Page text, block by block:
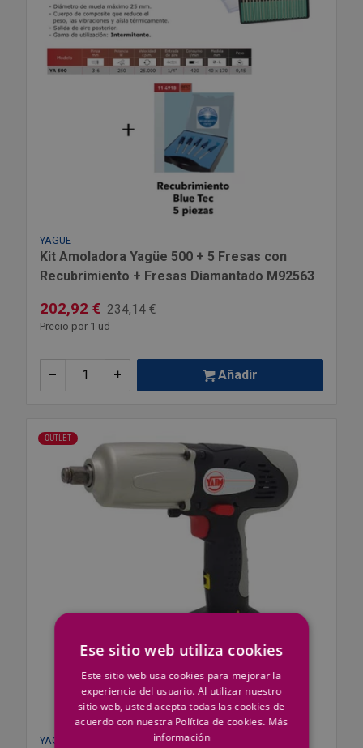
YAGUE
Kit Amoladora Yagüe 500 + 5 Fresas con
Recubrimiento + Fresas Diamantado M92563
202,92 € 234,14 €
Precio por 1 ud
+
– Añadir
OUTLET
YAGUE
Ese sitio web utiliza cookies
Este sitio web usa cookies para mejorar la
experiencia del usuario. Al utilizar nuestro
sitio web, usted acepta todas las cookies de
acuerdo con nuestra Política de cookies. Más
información